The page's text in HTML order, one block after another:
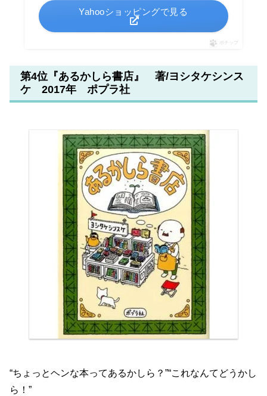
Yahooショッピングで見る
ポチップ
第4位『あるかしら書店』 著/ヨシタケシンス
ケ 2017年 ポプラ社
“ちょっとヘンな本ってあるかしら？”“これなんてどうかし
ら！”